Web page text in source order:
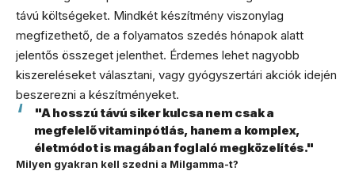
távú költségeket. Mindkét készítmény viszonylag
megfizethető, de a folyamatos szedés hónapok alatt
jelentős összeget jelenthet. Érdemes lehet nagyobb
kiszereléseket választani, vagy gyógyszertári akciók idején
beszerezni a készítményeket.
"A hosszú távú siker kulcsa nem csak a
megfelelő vitaminpótlás, hanem a komplex,
életmódot is magában foglaló megközelítés."
Milyen gyakran kell szedni a Milgamma-t?